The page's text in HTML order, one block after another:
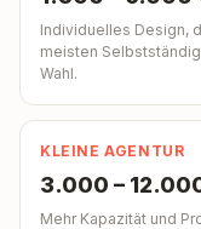
Individuelles Design,
meisten
Wahl.
KLEINE AGENTUR
3.000 –
Mehr Kapazität und